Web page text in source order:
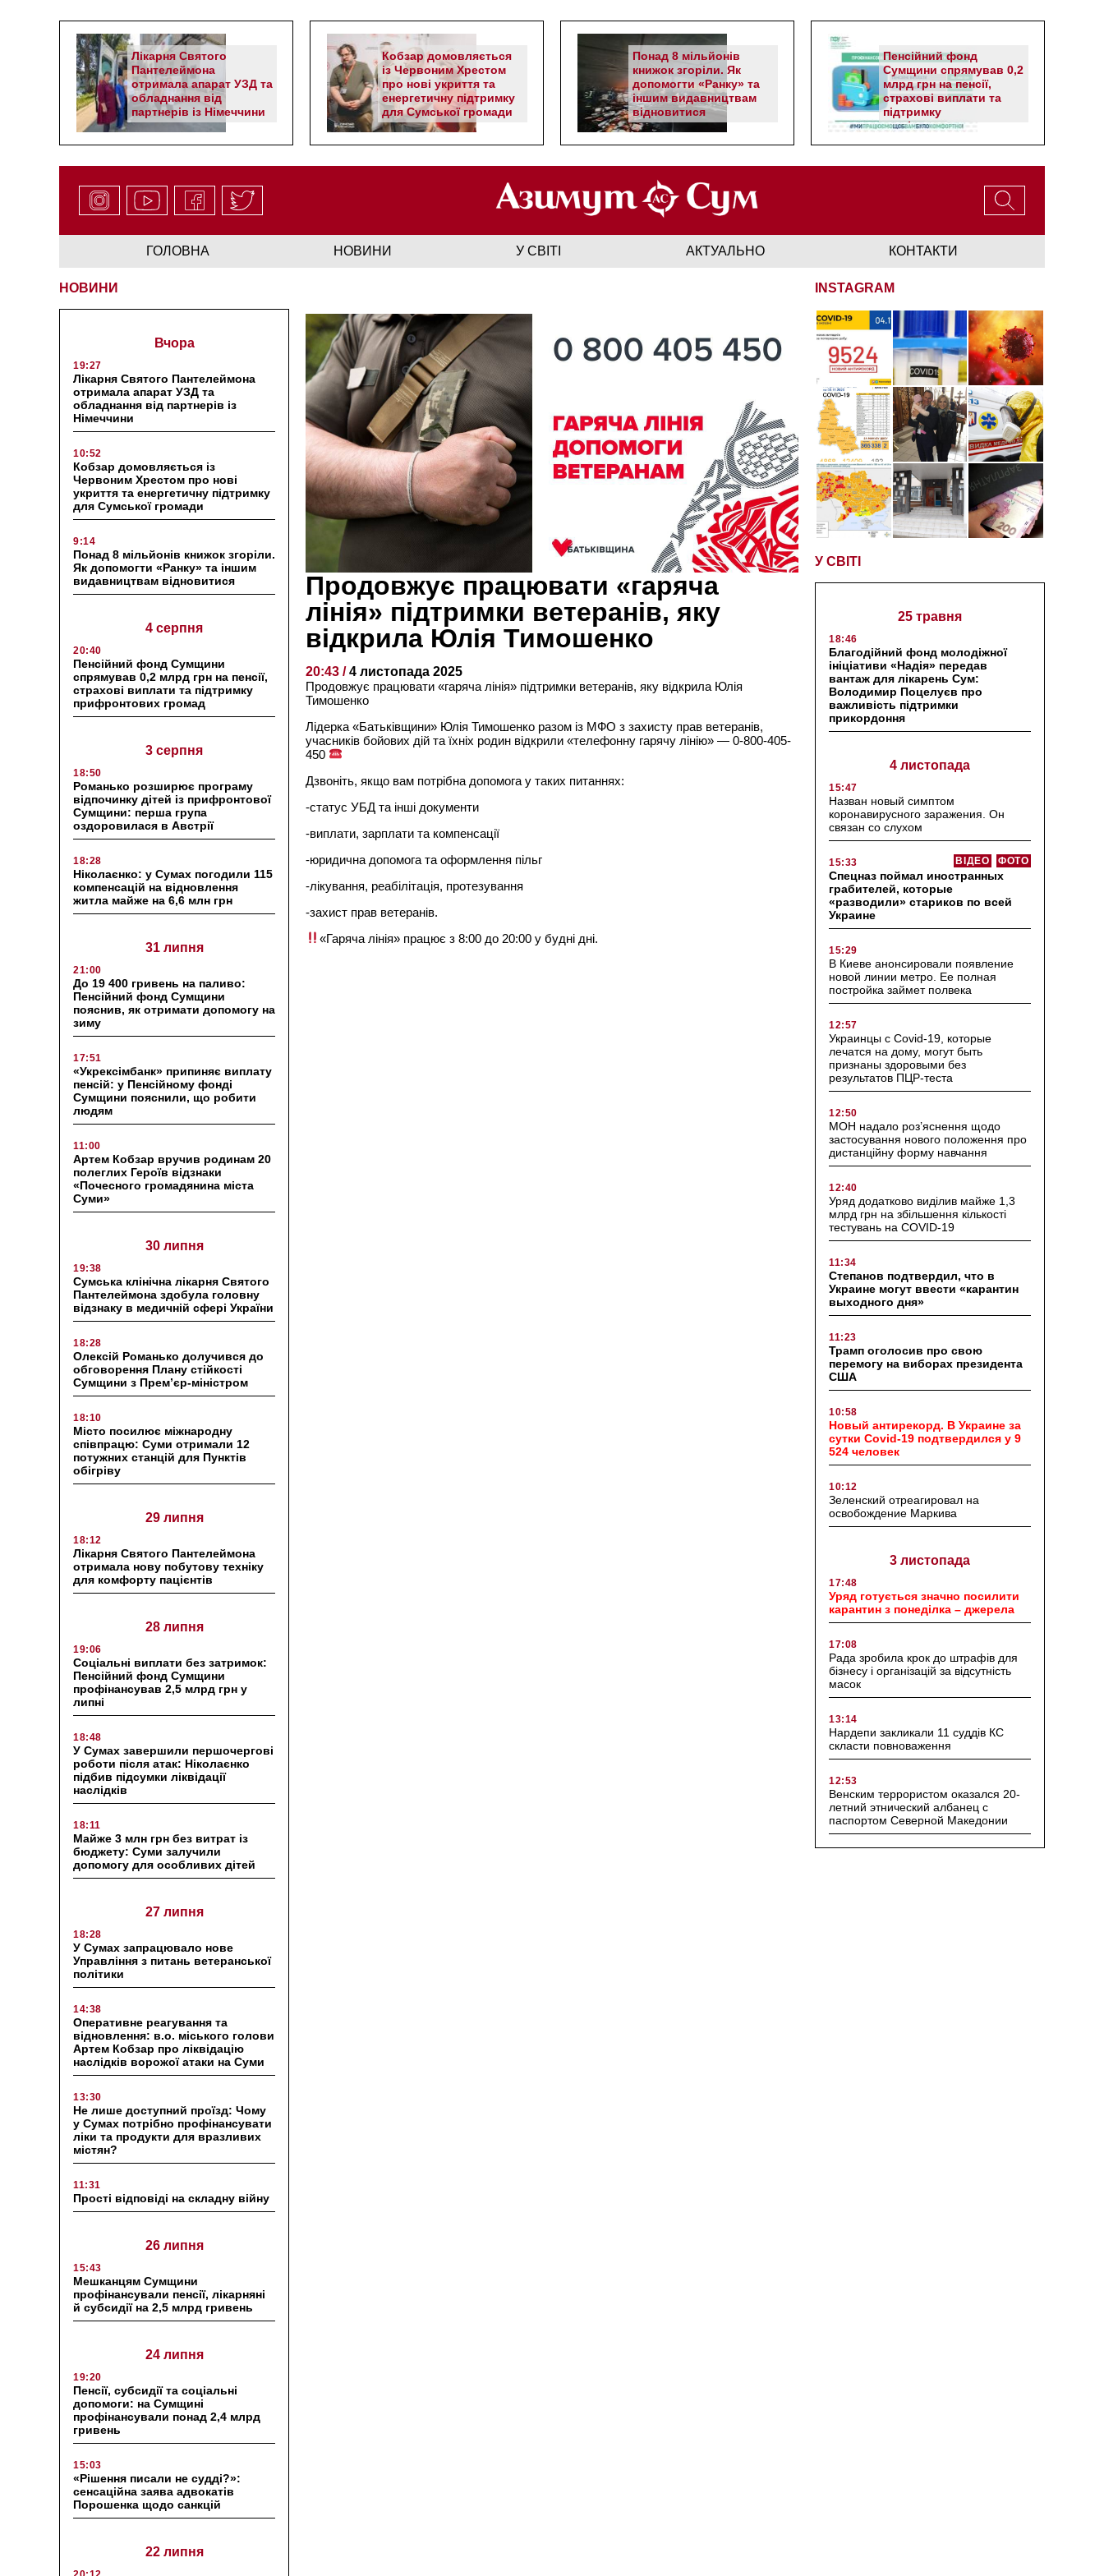
Лікарня Святого
Пантелеймона
отримала апарат УЗД та
обладнання від
партнерів із Німеччини
Кобзар домовляється
із Червоним Хрестом
про нові укриття та
енергетичну підтримку
для Сумської громади
Понад 8 мільйонів
книжок згоріли. Як
допомогти «Ранку» та
іншим видавництвам
відновитися
Пенсійний фонд
Сумщини спрямував 0,2
млрд грн на пенсії,
страхові виплати та
підтримку
прифронтових громад
ГОЛОВНА НОВИНИ У СВІТІ АКТУАЛЬНО КОНТАКТИ
НОВИНИ
Вчора
19:27
Лікарня Святого Пантелеймона
отримала апарат УЗД та
обладнання від партнерів із
Німеччини
10:52
Кобзар домовляється із
Червоним Хрестом про нові
укриття та енергетичну підтримку
для Сумської громади
9:14
Понад 8 мільйонів книжок згоріли.
Як допомогти «Ранку» та іншим
видавництвам відновитися
4 серпня
20:40
Пенсійний фонд Сумщини
спрямував 0,2 млрд грн на пенсії,
страхові виплати та підтримку
прифронтових громад
3 серпня
18:50
Романько розширює програму
відпочинку дітей із прифронтової
Сумщини: перша група
оздоровилася в Австрії
18:28
Ніколаєнко: у Сумах погодили 115
компенсацій на відновлення
житла майже на 6,6 млн грн
31 липня
21:00
До 19 400 гривень на паливо:
Пенсійний фонд Сумщини
пояснив, як отримати допомогу на
зиму
17:51
«Укрексімбанк» припиняє виплату
пенсій: у Пенсійному фонді
Сумщини пояснили, що робити
людям
11:00
Артем Кобзар вручив родинам 20
полеглих Героїв відзнаки
«Почесного громадянина міста
Суми»
30 липня
19:38
Сумська клінічна лікарня Святого
Пантелеймона здобула головну
відзнаку в медичній сфері України
18:28
Олексій Романько долучився до
обговорення Плану стійкості
Сумщини з Прем’єр-міністром
18:10
Місто посилює міжнародну
співпрацю: Суми отримали 12
потужних станцій для Пунктів
обігріву
29 липня
18:12
Лікарня Святого Пантелеймона
отримала нову побутову техніку
для комфорту пацієнтів
28 липня
19:06
Соціальні виплати без затримок:
Пенсійний фонд Сумщини
профінансував 2,5 млрд грн у
липні
18:48
У Сумах завершили першочергові
роботи після атак: Ніколаєнко
підбив підсумки ліквідації
наслідків
18:11
Майже 3 млн грн без витрат із
бюджету: Суми залучили
допомогу для особливих дітей
27 липня
18:28
У Сумах запрацювало нове
Управління з питань ветеранської
політики
14:38
Оперативне реагування та
відновлення: в.о. міського голови
Артем Кобзар про ліквідацію
наслідків ворожої атаки на Суми
13:30
Не лише доступний проїзд: Чому
у Сумах потрібно профінансувати
ліки та продукти для вразливих
містян?
11:31
Прості відповіді на складну війну
26 липня
15:43
Мешканцям Сумщини
профінансували пенсії, лікарняні
й субсидії на 2,5 млрд гривень
24 липня
19:20
Пенсії, субсидії та соціальні
допомоги: на Сумщині
профінансували понад 2,4 млрд
гривень
15:03
«Рішення писали не судді?»:
сенсаційна заява адвокатів
Порошенка щодо санкцій
22 липня
Продовжує працювати «гаряча
лінія» підтримки ветеранів, яку
відкрила Юлія Тимошенко
20:43 /4 листопада 2025
Продовжує працювати «гаряча лінія» підтримки ветеранів, яку відкрила Юлія
Тимошенко
Лідерка «Батьківщини» Юлія Тимошенко разом із МФО з захисту прав ветеранів,
учасників бойових дій та їхніх родин відкрили «телефонну гарячу лінію» — 0-800-405-
450
Дзвоніть, якщо вам потрібна допомога у таких питаннях:
-статус УБД та інші документи
-виплати, зарплати та компенсації
-юридична допомога та оформлення пільг
-лікування, реабілітація, протезування
-захист прав ветеранів.
«Гаряча лінія» працює з 8:00 до 20:00 у будні дні.
INSTAGRAM
У СВІТІ
25 травня
18:46
Благодійний фонд молодіжної
ініціативи «Надія» передав
вантаж для лікарень Сум:
Володимир Поцелуєв про
важливість підтримки
прикордоння
4 листопада
15:47
Назван новый симптом
коронавирусного заражения. Он
связан со слухом
15:33 ФОТО
ВІДЕО
Спецназ поймал иностранных
грабителей, которые
«разводили» стариков по всей
Украине
15:29
В Киеве анонсировали появление
новой линии метро. Ее полная
постройка займет полвека
12:57
Украинцы с Covid-19, которые
лечатся на дому, могут быть
признаны здоровыми без
результатов ПЦР-теста
12:50
МОН надало роз’яснення щодо
застосування нового положення про
дистанційну форму навчання
12:40
Уряд додатково виділив майже 1,3
млрд грн на збільшення кількості
тестувань на COVID-19
11:34
Степанов подтвердил, что в
Украине могут ввести «карантин
выходного дня»
11:23
Трамп оголосив про свою
перемогу на виборах президента
США
10:58
Новый антирекорд. В Украине за
сутки Covid-19 подтвердился у 9
524 человек
10:12
Зеленский отреагировал на
освобождение Маркива
3 листопада
17:48
Уряд готується значно посилити
карантин з понеділка – джерела
17:08
Рада зробила крок до штрафів для
бізнесу і організацій за відсутність
масок
13:14
Нардепи закликали 11 суддів КС
скласти повноваження
12:53
Венским террористом оказался 20-
летний этнический албанец с
паспортом Северной Македонии